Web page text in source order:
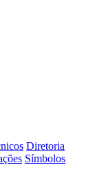
Diretoria
Símbolos